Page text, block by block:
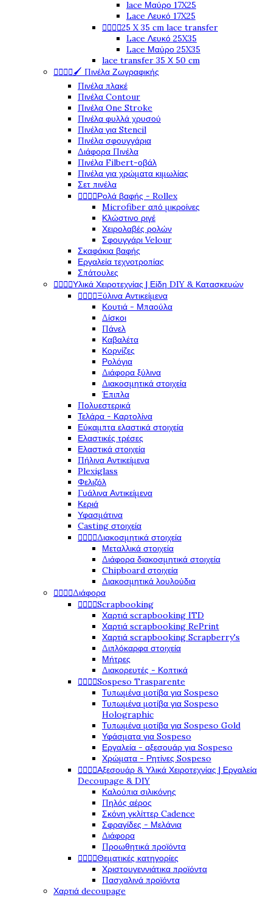
lace Μαύρο 17X25
Lace Λευκό 17X25
25 X 35 cm lace transfer
Lace Λευκό 25X35
Lace Μαύρο 25X35
lace transfer 35 Χ 50 cm
🖌️ Πινέλα Ζωγραφικής
Πινέλα πλακέ
Πινέλα Contour
Πινέλα One Stroke
Πινέλα φυλλά χρυσού
Πινέλα για Stencil
Πινέλα σφουγγάρια
Διάφορα Πινέλα
Πινέλα Filbert-οβάλ
Πινέλα για χρώματα κιμωλίας
Σετ πινέλα
Ρολά βαφής - Rollex
Microfiber από μικροίνες
Κλώστινο ριγέ
Χειρολαβές ρολών
Σφουγγάρι Velour
Σκαφάκια βαφής
Εργαλεία τεχνοτροπίας
Σπάτουλες
Υλικά Χειροτεχνίας | Είδη DIY & Κατασκευών
Ξύλινα Αντικείμενα
Κουτιά - Μπαούλα
Δίσκοι
Πάνελ
Καβαλέτα
Κορνίζες
Ρολόγια
Διάφορα ξύλινα
Διακοσμητικά στοιχεία
Έπιπλα
Πολυεστερικά
Τελάρα - Καρτολίνα
Εύκαμπτα ελαστικά στοιχεία
Ελαστικές τρέσες
Ελαστικά στοιχεία
Πήλινα Αντικείμενα
Plexiglass
Φελιζόλ
Γυάλινα Αντικείμενα
Κεριά
Υφασμάτινα
Casting στοιχεία
Διακοσμητικά στοιχεία
Μεταλλικά στοιχεία
Διάφορα διακοσμητικά στοιχεία
Chipboard στοιχεία
Διακοσμητικά λουλούδια
Διάφορα
Scrapbooking
Χαρτιά scrapbooking ITD
Χαρτιά scrapbooking RePrint
Χαρτιά scrapbooking Scrapberry's
Διπλόκαρφα στοιχεία
Μήτρες
Διακορευτές - Κοπτικά
Sospeso Trasparente
Τυπωμένα μοτίβα για Sospeso
Τυπωμένα μοτίβα για Sospeso
Holographic
Τυπωμένα μοτίβα για Sospeso Gold
Υφάσματα για Sospeso
Εργαλεία - αξεσουάρ για Sospeso
Χρώματα - Ρητίνες Sospeso
Αξεσουάρ & Υλικά Χειροτεχνίας | Εργαλεία
Decoupage & DIY
Καλούπια σιλικόνης
Πηλός αέρος
Σκόνη γκλίττερ Cadence
Σφραγίδες - Μελάνια
Διάφορα
Προωθητικά προϊόντα
Θεματικές κατηγορίες
Χριστουγεννιάτικα προϊόντα
Πασχαλινά προϊόντα
Χαρτιά decoupage